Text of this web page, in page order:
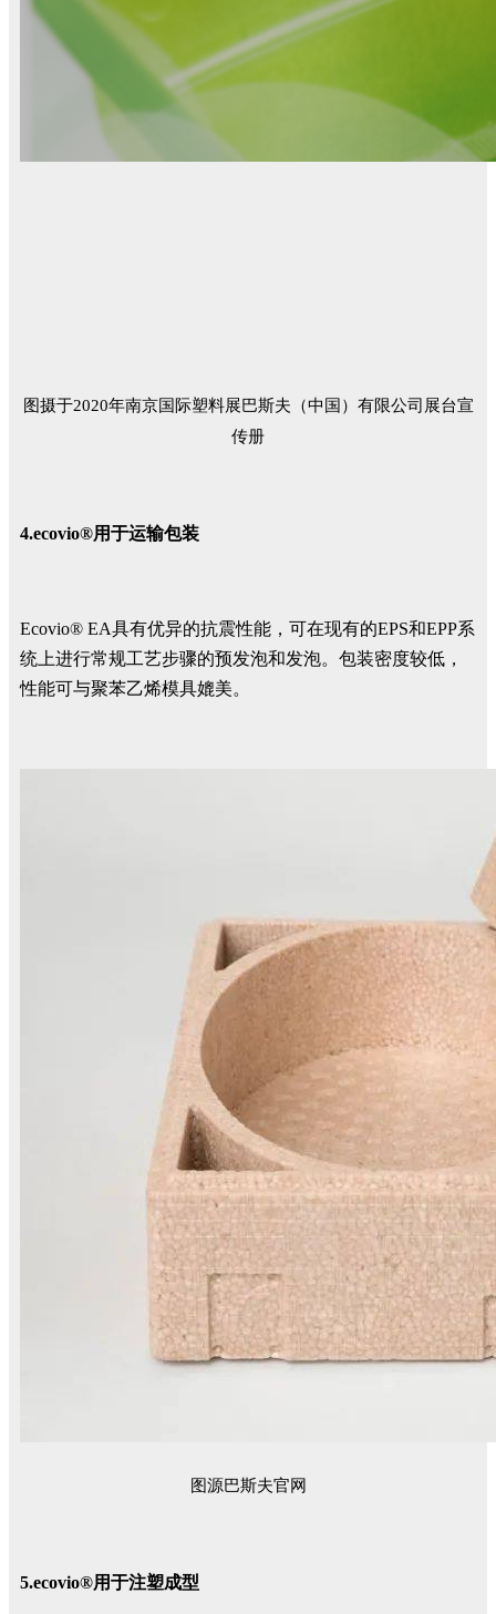
图摄于2020年南京国际塑料展巴斯夫（中国）有限公司展台宣
传册
4.ecovio®用于运输包装
Ecovio® EA具有优异的抗震性能， 可在现有的EPS和EPP系
统上进行常规工艺步骤的预发泡和发泡。包装密度较低，
性能可与聚苯乙烯模具媲美。
图源巴斯夫官网
5.ecovio®用于注塑成型